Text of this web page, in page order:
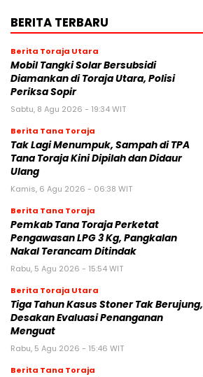
BERITA TERBARU
Berita Toraja Utara
Mobil Tangki Solar Bersubsidi
Diamankan di Toraja Utara, Polisi
Periksa Sopir
Sabtu, 8 Agu 2026 - 19:34 WIT
Berita Tana Toraja
Tak Lagi Menumpuk, Sampah di TPA
Tana Toraja Kini Dipilah dan Didaur
Ulang
Kamis, 6 Agu 2026 - 06:38 WIT
Berita Tana Toraja
Pemkab Tana Toraja Perketat
Pengawasan LPG 3 Kg, Pangkalan
Nakal Terancam Ditindak
Rabu, 5 Agu 2026 - 15:54 WIT
Berita Toraja Utara
Tiga Tahun Kasus Stoner Tak Berujung,
Desakan Evaluasi Penanganan
Menguat
Rabu, 5 Agu 2026 - 15:46 WIT
Berita Tana Toraja